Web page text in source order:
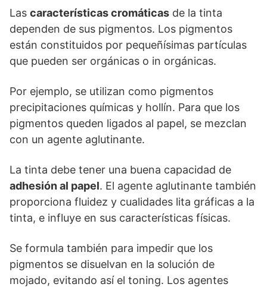
Las características cromáticas de la tinta
dependen de sus pigmentos. Los pigmentos
están constituidos por pequeñísimas partículas
que pueden ser orgánicas o in orgánicas.
Por ejemplo, se utilizan como pigmentos
precipitaciones químicas y hollín. Para que los
pigmentos queden ligados al papel, se mezclan
con un agente aglutinante.
La tinta debe tener una buena capacidad de
adhesión al papel. El agente aglutinante también
proporciona fluidez y cualidades lita gráficas a la
tinta, e influye en sus características físicas.
Se formula también para impedir que los
pigmentos se disuelvan en la solución de
mojado, evitando así el toning. Los agentes